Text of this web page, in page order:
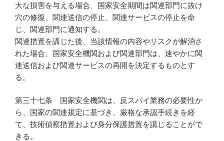
大な損害を与える場合、国家安全期間は関連部門に抜け
穴の修復、関連送信の停止、関連サービスの停止を命
じ、関連部門に通知する。
関連措置を講じた後、当該情報の内容やリスクが解消さ
れた場合、国家安全機関および関連部門は、速やかに関
連送信および関連サービスの再開を決定するものとす
る。
第三十七条 国家安全機関は、反スパイ業務の必要性か
ら、国家の関連規定に基づき、厳格な承認手続きを経
て、技術偵察措置および身分保護措置を講じることがで
きる。